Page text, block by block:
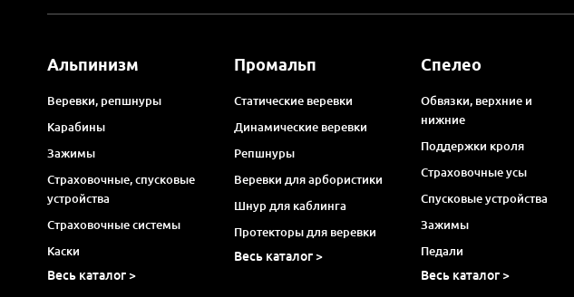
Альпинизм
Веревки, репшнуры
Карабины
Зажимы
Страховочные, спусковые
устройства
Страховочные системы
Каски
Весь каталог >
Промальп
Статические веревки
Динамические веревки
Репшнуры
Веревки для арбористики
Шнур для каблинга
Протекторы для веревки
Весь каталог >
Спелео
Обвязки, верхние и
нижние
Поддержки кроля
Страховочные усы
Спусковые устройства
Зажимы
Педали
Весь каталог >